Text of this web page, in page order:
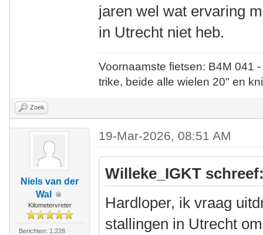
jaren wel wat ervaring
in Utrecht niet heb.
Voornaamste fietsen: B4M
trike, beide alle wielen 20" en
Zoek
Niels van der
Wal
Kilometervreter
Berichten: 1.228
19-Mar-2026, 08:51 AM
Willeke_IGKT
Hardloper, ik vraag
stallingen in Utrecht